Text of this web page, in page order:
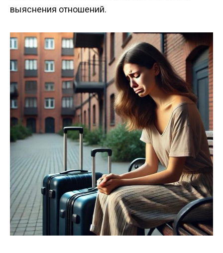
выяснения отношений.